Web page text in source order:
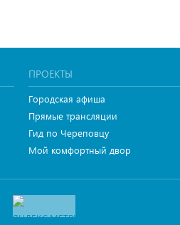
ПРОЕКТЫ
Городская афиша
Прямые трансляции
Гид по Череповцу
Мой комфортный двор